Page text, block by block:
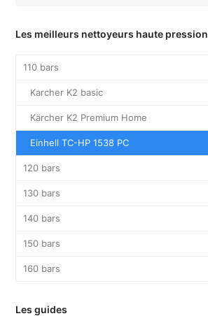
Les meilleurs nettoyeurs haute pression
110 bars
Karcher K2 basic
Kärcher K2 Premium Home
Einhell TC-HP 1538 PC
120 bars
130 bars
140 bars
150 bars
160 bars
Les guides